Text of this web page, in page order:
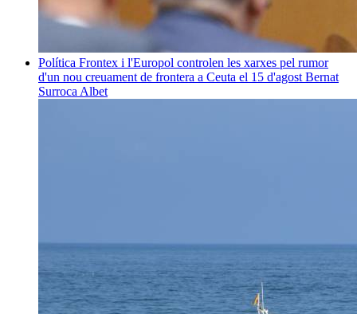
Política Frontex i l'Europol controlen les xarxes pel rumor
d'un nou creuament de frontera a Ceuta el 15 d'agost Bernat
Surroca Albet